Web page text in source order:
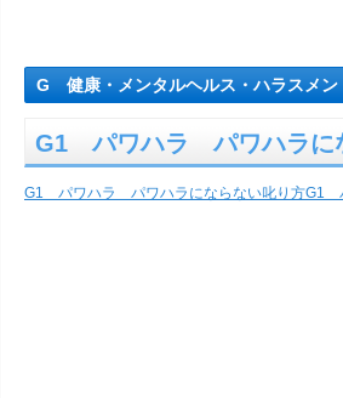
G 健康・メンタルヘルス・ハラスメン
G1 パワハラ パワハラに
G1 パワハラ パワハラにならない叱り方G1